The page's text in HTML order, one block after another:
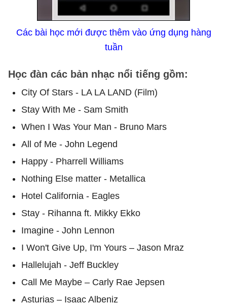
Các bài học mới được thêm vào ứng dụng hàng
tuần
Học đàn các bản nhạc nổi tiếng gồm:
City Of Stars - LA LA LAND (Film)
Stay With Me - Sam Smith
When I Was Your Man - Bruno Mars
All of Me - John Legend
Happy - Pharrell Williams
Nothing Else matter - Metallica
Hotel California - Eagles
Stay - Rihanna ft. Mikky Ekko
Imagine - John Lennon
I Won't Give Up, I'm Yours – Jason Mraz
Hallelujah - Jeff Buckley
Call Me Maybe – Carly Rae Jepsen
Asturias – Isaac Albeniz